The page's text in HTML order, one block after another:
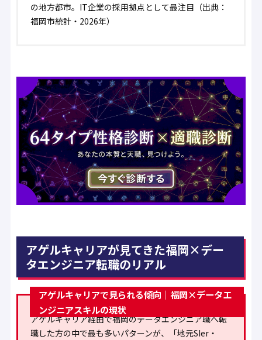
の地方都市。IT企業の採用拠点として最注目 （出典：
福岡市統計・2026年）
アゲルキャリアが見てきた福岡×デー
タエンジニア転職のリアル
アゲルキャリアで見られる傾向｜福岡×データエ
ンジニアスキルの現状
アゲルキャリア経由で福岡のデータエンジニア職へ転
職した方の中で最も多いパターンが、
「地元SIer・